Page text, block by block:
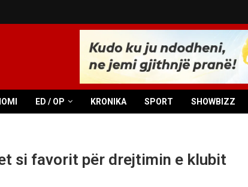
ED / OP KRONIKA SPORT SHOWBIZZ
si favorit për drejtimin e klubit